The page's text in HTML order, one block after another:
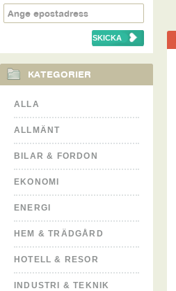
KATEGORIER
ALLA
ALLMÄNT
BILAR & FORDON
EKONOMI
ENERGI
HEM & TRÄDGÅRD
HOTELL & RESOR
INDUSTRI & TEKNIK